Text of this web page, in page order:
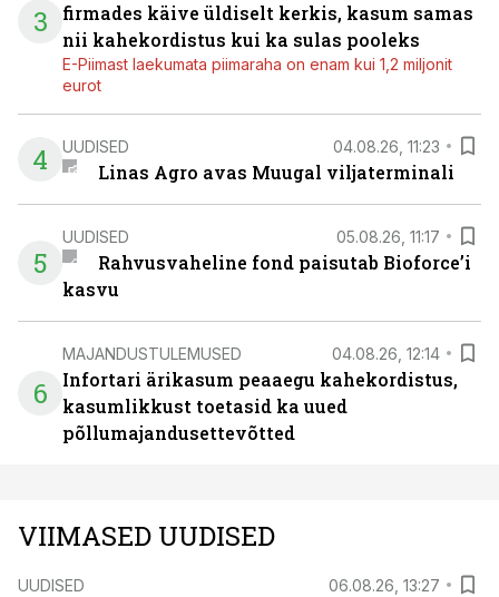
3
firmades käive üldiselt kerkis, kasum samas
nii kahekordistus kui ka sulas pooleks
E-Piimast laekumata piimaraha on enam kui 1,2 miljonit
eurot
4 UUDISED 04.08.26, 11:23
Linas Agro avas Muugal viljaterminali
5
UUDISED 05.08.26, 11:17
Rahvusvaheline fond paisutab Bioforce’i
kasvu
6
MAJANDUSTULEMUSED 04.08.26, 12:14
Infortari ärikasum peaaegu kahekordistus,
kasumlikkust toetasid ka uued
põllumajandusettevõtted
VIIMASED UUDISED
UUDISED 06.08.26, 13:27